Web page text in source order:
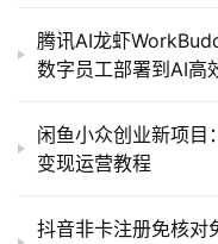
腾讯AI龙虾
数字员工部署到AI高
闲鱼小众创业新项目
变现运营教程
抖音非卡注册免核对